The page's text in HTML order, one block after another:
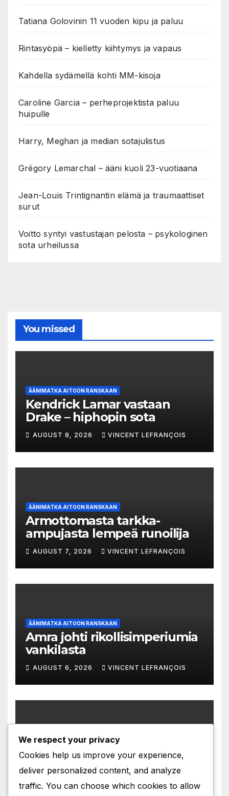
Tatiana Golovinin 11 vuoden kipu ja paluu
Rintasyöpä – kielletty kiihtymys ja vapaus
Kahdella sydämellä kohti MM-kisoja
Caroline Garcia – perheprojektista paluu
huipulle
Harry, Meghan ja median sotajulistus
Grégory Lemarchal – ääni kuoli 23-vuotiaana
Jean-Louis Trintignantin elämä ja traumaattiset
surut
Voitto syntyi vastustajan pelosta – psykologinen
sota urheilussa
You missed
ÄÄNIMATKA AITOON RANSKAAN
Kendrick Lamar vastaan
Drake – hiphopin sota
AUGUST 8, 2026 VINCENT LEFRANÇOIS
ÄÄNIMATKA AITOON RANSKAAN
Armottomasta tarkka-
ampujasta lempeä runoilija
AUGUST 7, 2026 VINCENT LEFRANÇOIS
ÄÄNIMATKA AITOON RANSKAAN
Amra johti rikollisimperiumia
vankilasta
AUGUST 6, 2026 VINCENT LEFRANÇOIS
ÄÄNIMATKA AITOON RANSKAAN
Immunoterapia pelasti
unelman äitiydestä
AUGUST 5, 2026 VINCENT LEFRANÇOIS
We respect your privacy
Cookies help us improve your experience,
deliver personalized content, and analyze
traffic. You can choose which cookies to allow